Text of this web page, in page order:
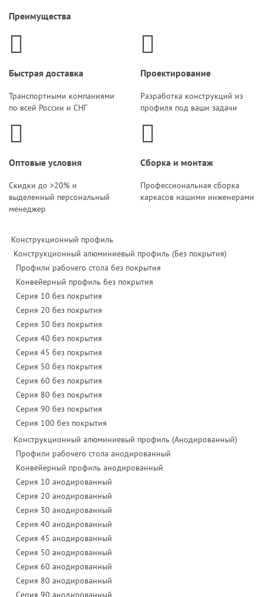
Преимущества
Быстрая доставка
Транспортными компаниями
по всей России и СНГ
Проектирование
Разработка конструкций из
профиля под ваши задачи
Оптовые условия
Скидки до >20% и
выделенный персональный
менеджер
Сборка и монтаж
Профессиональная сборка
каркасов нашими инженерами
Конструкционный профиль
Конструкционный алюминиевый профиль (Без покрытия)
Профили рабочего стола без покрытия
Конвейерный профиль без покрытия
Серия 10 без покрытия
Серия 20 без покрытия
Серия 30 без покрытия
Серия 40 без покрытия
Серия 45 без покрытия
Серия 50 без покрытия
Серия 60 без покрытия
Серия 80 без покрытия
Серия 90 без покрытия
Серия 100 без покрытия
Конструкционный алюминиевый профиль (Анодированный)
Профили рабочего стола анодированный
Конвейерный профиль анодированный
Серия 10 анодированный
Серия 20 анодированный
Серия 30 анодированный
Серия 40 анодированный
Серия 45 анодированный
Серия 50 анодированный
Серия 60 анодированный
Серия 80 анодированный
Серия 90 анодированный